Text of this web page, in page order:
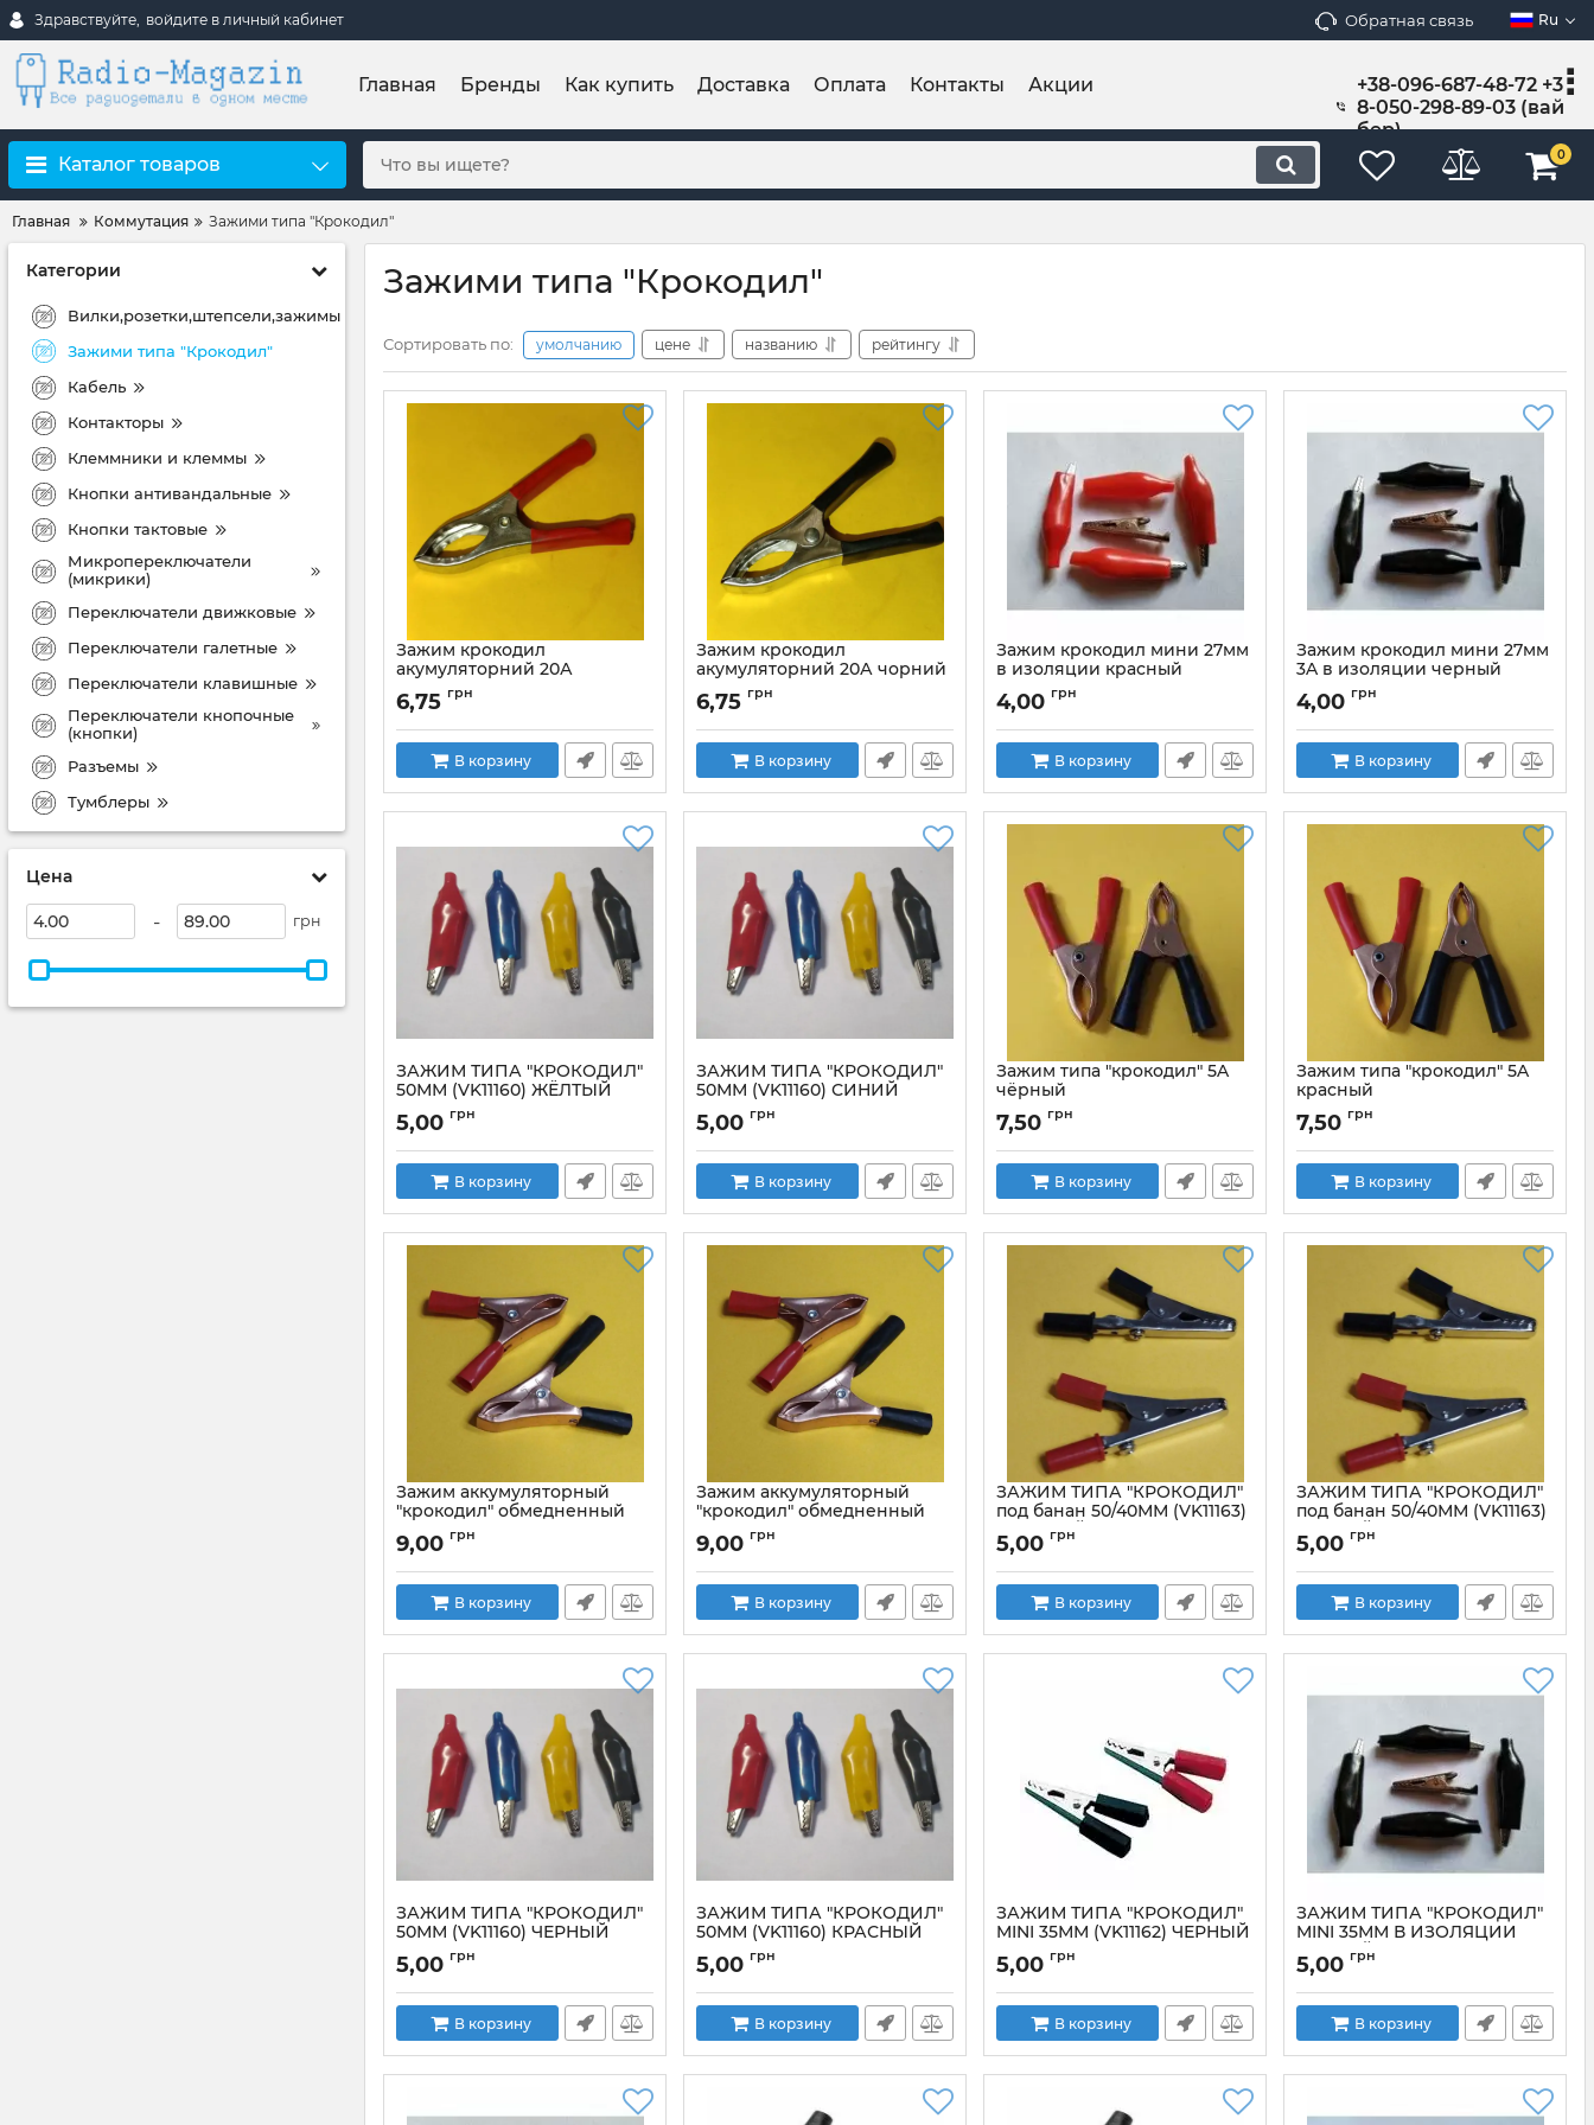
Здравствуйте, войдите в личный кабинет Обратная связь Ru
Главная Бренды Как купить Доставка Оплата Контакты Акции
+38-096-687-48-72 +3
8-050-298-89-03 (вай
бер)
Каталог товаров
0
Главная Коммутация Зажими типа "Крокодил"
Категории
Вилки,розетки,штепсели,зажимы
Зажими типа "Крокодил"
Кабель
Контакторы
Клеммники и клеммы
Кнопки антивандальные
Кнопки тактовые
Микропереключатели
(микрики)
Переключатели движковые
Переключатели галетные
Переключатели клавишные
Переключатели кнопочные
(кнопки)
Разъемы
Тумблеры
Цена
- грн
Зажими типа "Крокодил"
Сортировать по: умолчанию цене названию рейтингу
Зажим крокодил
акумуляторний 20А
красный
Артикул:
6,75 грн
В корзину
Зажим крокодил
акумуляторний 20А чорний
Артикул: VK11170 BLACK
6,75 грн
В корзину
Зажим крокодил мини 27мм
в изоляции красный
Артикул: 27мм_red
4,00 грн
В корзину
Зажим крокодил мини 27мм
3A в изоляции черный
Артикул: 27mm_bleck
4,00 грн
В корзину
ЗАЖИМ ТИПА "КРОКОДИЛ"
50ММ (VK11160) ЖЁЛТЫЙ
Артикул: VK11160Y
5,00 грн
В корзину
ЗАЖИМ ТИПА "КРОКОДИЛ"
50ММ (VK11160) СИНИЙ
Артикул: VK11160Bl
5,00 грн
В корзину
Зажим типа "крокодил" 5A
чёрный
Артикул: JT5013A/5A
7,50 грн
В корзину
Зажим типа "крокодил" 5A
красный
Артикул: JT5013A/5A
7,50 грн
В корзину
Зажим аккумуляторный
"крокодил" обмедненный
10A, длина 50мм, красный
Артикул:
9,00 грн
В корзину
Зажим аккумуляторный
"крокодил" обмедненный
10A, длина 50мм, чёрный
Артикул:
9,00 грн
В корзину
ЗАЖИМ ТИПА "КРОКОДИЛ"
под банан 50/40ММ (VK11163)
КРАСНЫЙ
Артикул:
5,00 грн
В корзину
ЗАЖИМ ТИПА "КРОКОДИЛ"
под банан 50/40ММ (VK11163)
ЧЕРНЫЙ
Артикул:
5,00 грн
В корзину
ЗАЖИМ ТИПА "КРОКОДИЛ"
50ММ (VK11160) ЧЕРНЫЙ
Артикул: VK11160B
5,00 грн
В корзину
ЗАЖИМ ТИПА "КРОКОДИЛ"
50ММ (VK11160) КРАСНЫЙ
Артикул: VK11160R
5,00 грн
В корзину
ЗАЖИМ ТИПА "КРОКОДИЛ"
MINI 35ММ (VK11162) ЧЕРНЫЙ
Артикул: VK11162
5,00 грн
В корзину
ЗАЖИМ ТИПА "КРОКОДИЛ"
MINI 35ММ В ИЗОЛЯЦИИ
ЧЕРНЫЙ
Артикул:
5,00 грн
В корзину